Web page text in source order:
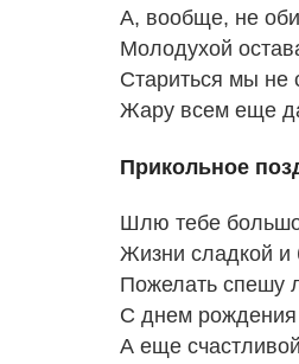
А, вообще, не
Молодухой
Стариться мы не
Жару всем еще
Прикольное
Шлю тебе
Жизни сладкой и
Пожелать спешу
С днем рождения
А еще